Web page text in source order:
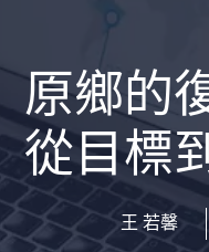
原鄉的
從目標
王 若馨